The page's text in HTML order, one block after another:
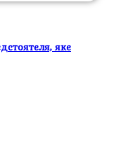
яке